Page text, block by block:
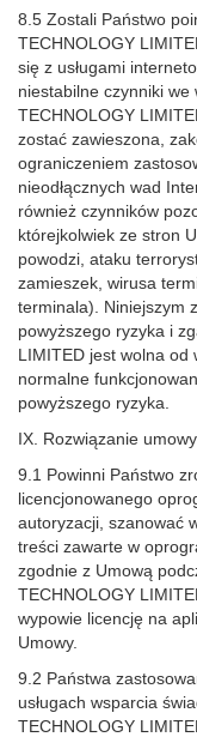
8.5 Zostali Państwo
TECHNOLOGY
się z usługami
niestabilne czynniki we
TECHNOLOGY
zostać zawieszona,
ograniczeniem
nieodłącznych wad
również czynników
którejkolwiek ze stron
powodzi, ataku
zamieszek, wirusa
terminala). Niniejszym
powyższego ryzyka i
LIMITED jest wolna od
normalne
powyższego ryzyka.
IX. Rozwiązanie
9.1 Powinni Państwo
licencjonowanego
autoryzacji, szanować
treści zawarte w
zgodnie z Umową
TECHNOLOGY
wypowie licencję na
Umowy.
9.2 Państwa
usługach wsparcia
TECHNOLOGY